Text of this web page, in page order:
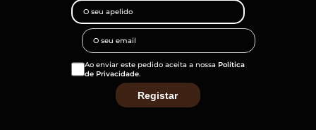
Ao enviar este pedido aceita a nossa Política
de Privacidade.